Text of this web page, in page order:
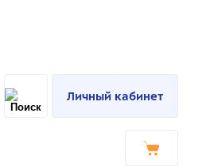
Личный кабинет